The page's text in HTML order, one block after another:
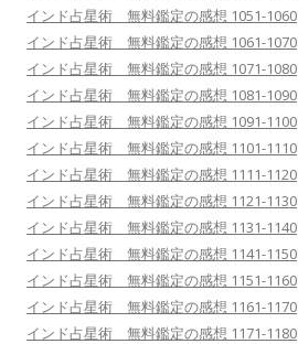
インド占星術 無料鑑定の感想 1051-1060
インド占星術 無料鑑定の感想 1061-1070
インド占星術 無料鑑定の感想 1071-1080
インド占星術 無料鑑定の感想 1081-1090
インド占星術 無料鑑定の感想 1091-1100
インド占星術 無料鑑定の感想 1101-1110
インド占星術 無料鑑定の感想 1111-1120
インド占星術 無料鑑定の感想 1121-1130
インド占星術 無料鑑定の感想 1131-1140
インド占星術 無料鑑定の感想 1141-1150
インド占星術 無料鑑定の感想 1151-1160
インド占星術 無料鑑定の感想 1161-1170
インド占星術 無料鑑定の感想 1171-1180